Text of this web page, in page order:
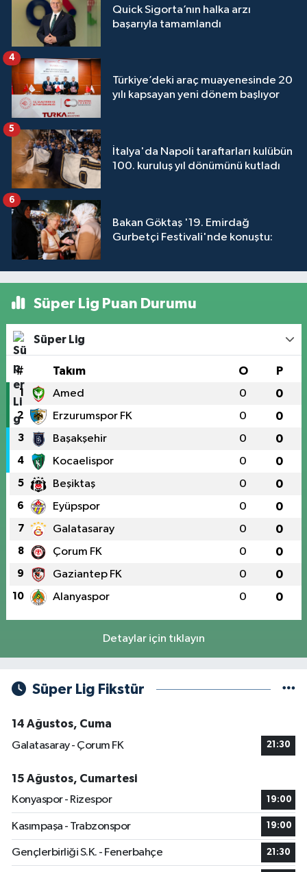
Quick Sigorta’nın halka arzı
başarıyla tamamlandı
Türkiye’deki araç muayenesinde 20
yılı kapsayan yeni dönem başlıyor
4
İtalya'da Napoli taraftarları kulübün
100. kuruluş yıl dönümünü kutladı
5
Bakan Göktaş '19. Emirdağ
Gurbetçi Festivali'nde konuştu:
6
Süper Lig Puan Durumu
Süper Lig
# Takım O P
1 Amed 0 0
2 Erzurumspor FK 0 0
3 Başakşehir 0 0
4 Kocaelispor 0 0
5 Beşiktaş 0 0
6 Eyüpspor 0 0
7 Galatasaray 0 0
8 Çorum FK 0 0
9 Gaziantep FK 0 0
10 Alanyaspor 0 0
Detaylar için tıklayın
Süper Lig Fikstür
14 Ağustos, Cuma
Galatasaray - Çorum FK
21:30
15 Ağustos, Cumartesi
Konyaspor - Rizespor
19:00
Kasımpaşa - Trabzonspor 19:00
Gençlerbirliği S.K. - Fenerbahçe 21:30